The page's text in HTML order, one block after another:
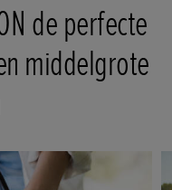
de perfecte
middelgrote